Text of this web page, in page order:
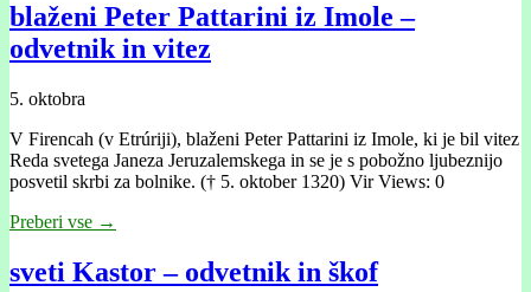
blaženi Peter Pattarini iz Imole –
odvetnik in vitez
5. oktobra
V Firencah (v Etrúriji), blaženi Peter Pattarini iz Imole, ki je bil vitez
Reda svetega Janeza Jeruzalemskega in se je s pobožno ljubeznijo
posvetil skrbi za bolnike. († 5. oktober 1320) Vir Views: 0
Preberi vse →
sveti Kastor – odvetnik in škof